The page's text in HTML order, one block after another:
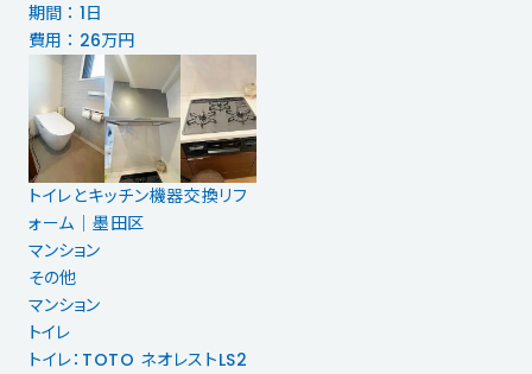
期間 ： 1日
費用 ： 26万円
トイレとキッチン機器交換リフ
ォーム│墨田区
マンション
その他
マンション
トイレ
トイレ：TOTO ネオレストLS2